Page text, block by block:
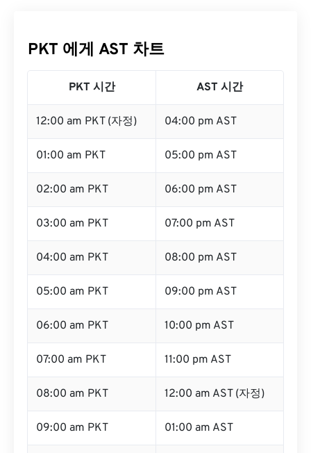
PKT 에게 AST 차트
PKT 시간 AST 시간
12:00 am PKT (자정) 04:00 pm AST
01:00 am PKT 05:00 pm AST
02:00 am PKT 06:00 pm AST
03:00 am PKT 07:00 pm AST
04:00 am PKT 08:00 pm AST
05:00 am PKT 09:00 pm AST
06:00 am PKT 10:00 pm AST
07:00 am PKT 11:00 pm AST
08:00 am PKT 12:00 am AST (자정)
09:00 am PKT 01:00 am AST